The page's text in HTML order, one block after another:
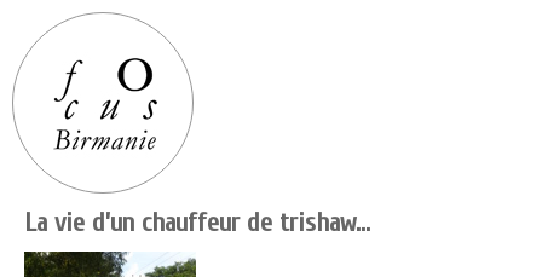
La vie d’un chauffeur de trishaw…